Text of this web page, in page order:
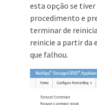
esta opção se
procedimento e
terminar de
reinicie a partir da
que falhou.